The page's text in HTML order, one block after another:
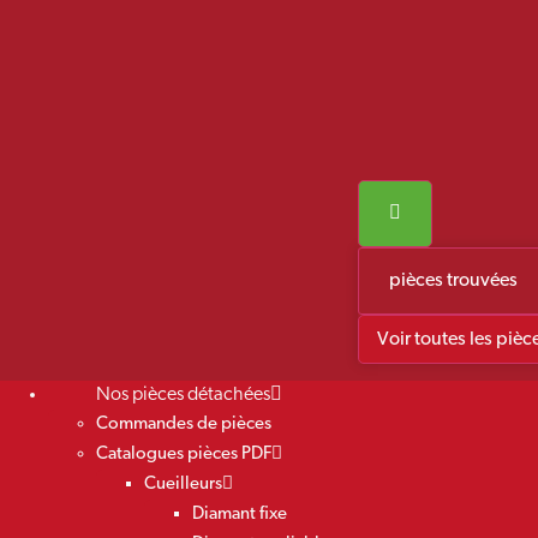
pièces trouvées
Voir toutes les
Nos pièces détachées
Commandes de pièces
Catalogues pièces PDF
Cueilleurs
Diamant fixe